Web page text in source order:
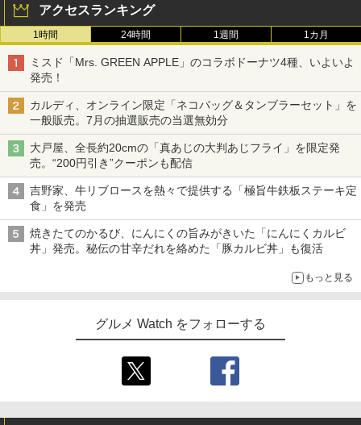
アクセスランキング
1時間 24時間 1週間 1カ月
ミスド「Mrs. GREEN APPLE」のコラボドーナツ4種、いよいよ
発売！
カルディ、オンライン限定「ネコバッグ＆タンブラーセット」を
一般販売。7月の抽選販売の当選無効分
大戸屋、全長約20cmの「真あじの大判あじフライ」を限定発
売。“200円引き”クーポンも配信
吉野家、牛リブロースを熱々で提供する「極旨牛鉄板ステーキ定
食」を発売
焼きたてのかるび、にんにくの旨みがきいた「にんにくカルビ
丼」発売。秘伝の甘辛だれを絡めた「豚カルビ丼」も復活
もっと見る
グルメ Watch をフォローする